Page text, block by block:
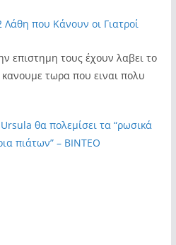
Λάθη που Κάνουν οι Γιατροί
επιστημη τους έχουν λαβει το
τωρα που ειναι πολυ
θα πολεμίσει τα “ρωσικά
πιάτων” – ΒΙΝΤΕΟ